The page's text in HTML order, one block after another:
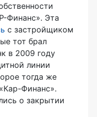
Финанс». Эта
с застройщиком
тот брал
в 2009 году
линии
тогда же
Финанс».
о закрытии